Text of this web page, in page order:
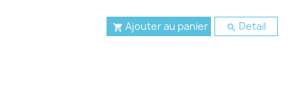
 Ajouter au panier  Detail